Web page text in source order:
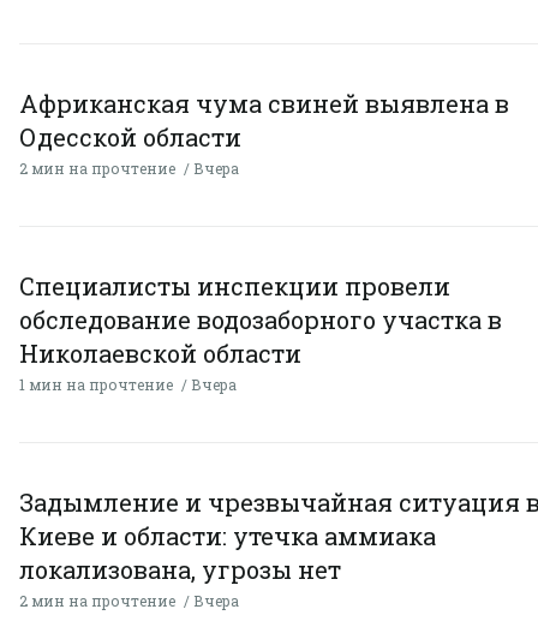
Африканская чума свиней выявлена в
Одесской области
2 мин на прочтение Вчера
Специалисты инспекции провели
обследование водозаборного участка в
Николаевской области
1 мин на прочтение Вчера
Задымление и чрезвычайная ситуация
Киеве и области: утечка аммиака
локализована, угрозы нет
2 мин на прочтение Вчера